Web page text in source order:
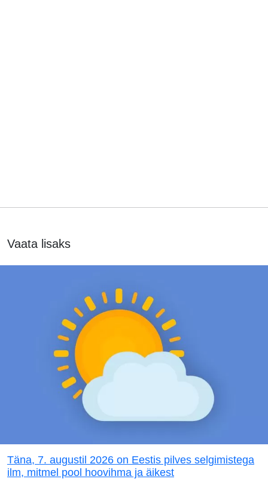
Vaata lisaks
Täna, 7. augustil 2026 on Eestis pilves selgimistega
ilm, mitmel pool hoovihma ja äikest